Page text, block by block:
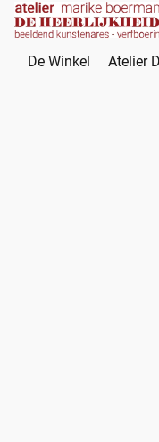
De Winkel Atelier